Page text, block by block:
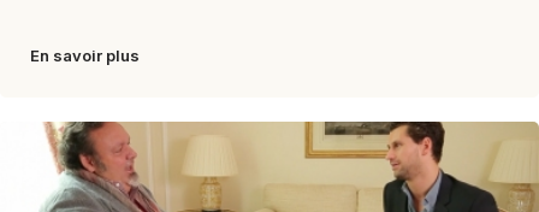
En savoir plus